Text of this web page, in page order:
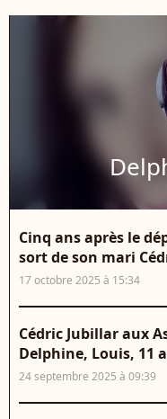
Cinq ans après le
sort de son mari
17 octobre 2025 à 15:34
Cédric Jubillar aux
Delphine, Louis, 11
24 septembre 2025 à 09:39